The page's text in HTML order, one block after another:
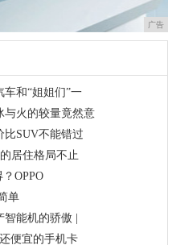
广告
和“姐姐们”一
与火的较量竟然意
比SUV不能错过
居住格局不止
OPPO
单
能机的骄傲 |
便宜的手机卡